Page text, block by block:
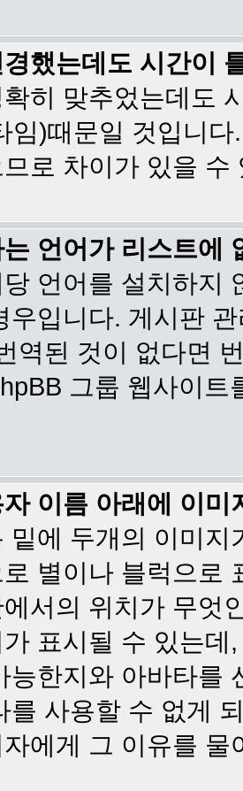
했는데도 시간이
히 맞추었는데도
임)때문일 것입니
로 차이가 있을 수
언어가 리스트에
언어를 설치하지
우입니다. 게시판
역된 것이 없다면
그룹 웹사이
이름 아래에 이미
밑에 두개의 이미
별이나 블럭으로
서의 위치가 무엇
표시될 수 있는
능한지와 아바타를
를 사용할 수 없게
에게 그 이유를 물